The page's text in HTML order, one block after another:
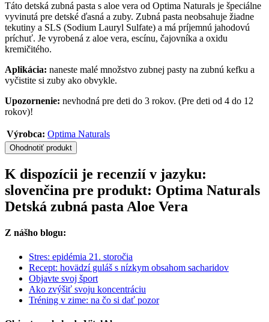
Táto detská zubná pasta s aloe vera od Optima Naturals je špeciálne
vyvinutá pre detské ďasná a zuby. Zubná pasta neobsahuje žiadne
tekutiny a SLS (Sodium Lauryl Sulfate) a má príjemnú jahodovú
príchuť. Je vyrobená z aloe vera, escínu, čajovníka a oxidu
kremičitého.
Aplikácia: naneste malé množstvo zubnej pasty na zubnú kefku a
vyčistite si zuby ako obvykle.
Upozornenie: nevhodná pre deti do 3 rokov. (Pre deti od 4 do 12
rokov)!
Výrobca: Optima Naturals
Ohodnotiť produkt
K dispozícii je recenzií v jazyku:
slovenčina pre produkt: Optima Naturals
Detská zubná pasta Aloe Vera
Z nášho blogu:
Stres: epidémia 21. storočia
Recept: hovädzí guláš s nízkym obsahom sacharidov
Objavte svoj šport
Ako zvýšiť svoju koncentráciu
Tréning v zime: na čo si dať pozor